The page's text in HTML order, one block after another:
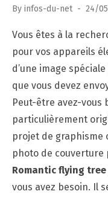
By infos-du-net 24/
Vous êtes à la
pour vos appareils
d’une image
que vous devez
Peut-être avez-vous
particulièrement
projet de graphisme
photo de couverture
Romantic flying tree
vous avez besoin. Il